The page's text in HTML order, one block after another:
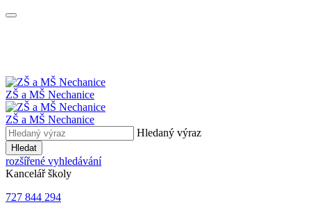
ZŠ a MŠ Nechanice
ZŠ a MŠ Nechanice
Hledaný výraz
Hledat
rozšířené vyhledávání
Kancelář školy
727 844 294